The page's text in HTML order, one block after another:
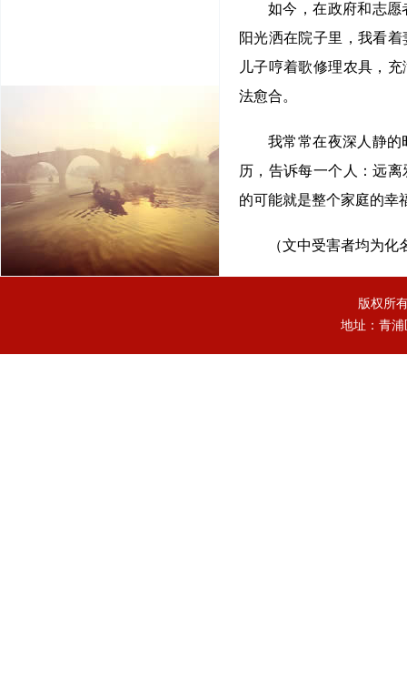
如今，在政府和志
阳光洒在院子里，我看
儿子哼着歌修理农具，
法愈合。
我常常在夜深人静
历，告诉每一个人：远
的可能就是整个家庭的幸
（文中受害者均为化
版权所
地址：青浦